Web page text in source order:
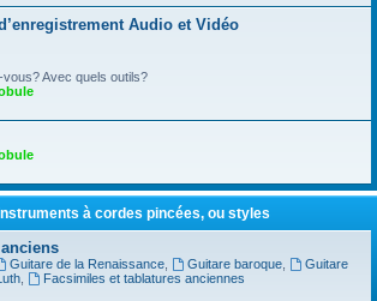
Audio et Vidéo
Avec quels outils?
à cordes pincées, ou styles
Guitare de la Renaissance, Guitare baroque,
Guitare
,
Facsimiles et tablatures anciennes